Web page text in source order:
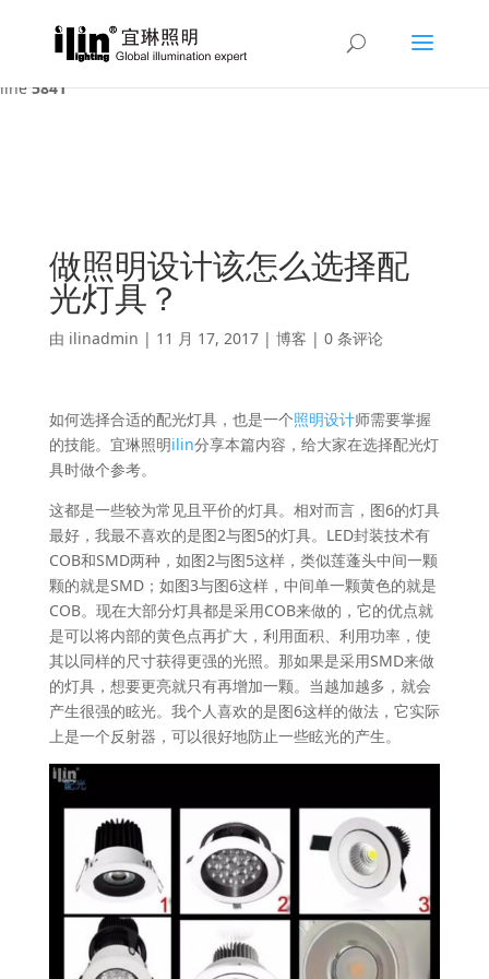
Warning : A non-numeric value encountered in
/var/www/html/ilin/wp-content/themes/Divi/functions.php
line5841
做照明设计该怎么选择配
光灯具？
由 ilinadmin | 11 月 17, 2017| 博客 | 0 条评论
如何选择合适的配光灯具，也是一个照明设计师需要掌握
的技能。宜琳照明ilin分享本篇内容，给大家在选择配光灯
具时做个参考。
这都是一些较为常见且平价的灯具。相对而言，图6的灯具
最好，我最不喜欢的是图2与图5的灯具。LED封装技术有
COB和SMD两种，如图2与图5这样，类似莲蓬头中间一颗
颗的就是SMD；如图3与图6这样，中间单一颗黄色的就是
COB。现在大部分灯具都是采用COB来做的，它的优点就
是可以将内部的黄色点再扩大，利用面积、利用功率，使
其以同样的尺寸获得更强的光照。那如果是采用SMD来做
的灯具，想要更亮就只有再增加一颗。当越加越多，就会
产生很强的眩光。我个人喜欢的是图6这样的做法，它实际
上是一个反射器，可以很好地防止一些眩光的产生。